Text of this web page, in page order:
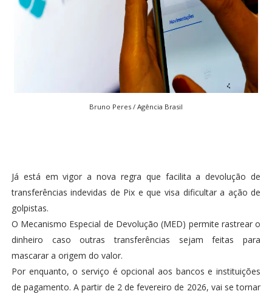
Bruno Peres / Agência Brasil
Já está em vigor a nova regra que facilita a devolução de
transferências indevidas de Pix e que visa dificultar a ação de
golpistas.
O Mecanismo Especial de Devolução (MED) permite rastrear o
dinheiro caso outras transferências sejam feitas para
mascarar a origem do valor.
Por enquanto, o serviço é opcional aos bancos e instituições
de pagamento. A partir de 2 de fevereiro de 2026, vai se tornar